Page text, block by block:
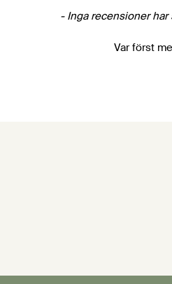
- Inga recensioner
Var först